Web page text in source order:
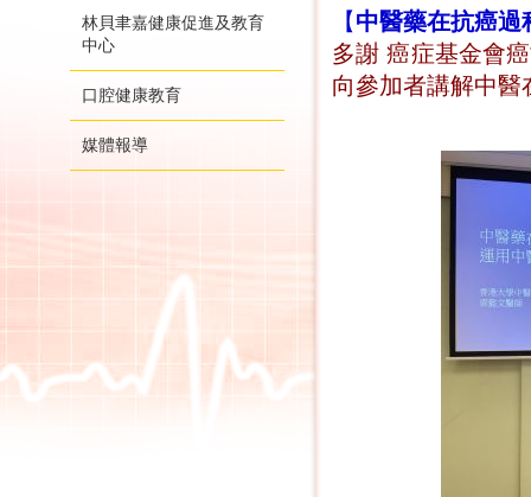
林貝聿嘉健康促進及教育
中心
口腔健康教育
媒體報導
【中醫藥在抗癌過
多謝 癌症基金會
向參加者講解中醫